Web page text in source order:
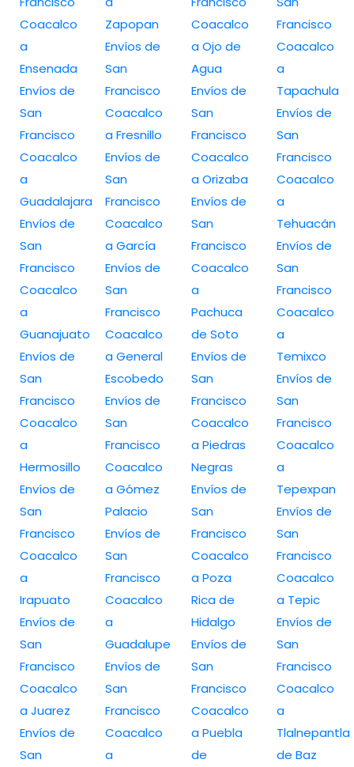
Coacalco
a
Ensenada
Envíos de
San
Francisco
Coacalco
a
Guadalajara
Envíos de
San
Francisco
Coacalco
a
Guanajuato
Envíos de
San
Francisco
Coacalco
a
Hermosillo
Envíos de
San
Francisco
Coacalco
a
Irapuato
Envíos de
San
Francisco
Coacalco
a Juarez
Envíos de
San
Zapopan
Envíos de
San
Francisco
Coacalco
a Fresnillo
Envíos de
San
Francisco
Coacalco
a García
Envíos de
San
Francisco
Coacalco
a General
Escobedo
Envíos de
San
Francisco
Coacalco
a Gómez
Palacio
Envíos de
San
Francisco
Coacalco
a
Guadalupe
Envíos de
San
Francisco
Coacalco
a
Coacalco
a Ojo de
Agua
Envíos de
San
Francisco
Coacalco
a Orizaba
Envíos de
San
Francisco
Coacalco
a
Pachuca
de Soto
Envíos de
San
Francisco
Coacalco
a Piedras
Negras
Envíos de
San
Francisco
Coacalco
a Poza
Rica de
Hidalgo
Envíos de
San
Francisco
Coacalco
a Puebla
de
Francisco
Coacalco
a
Tapachula
Envíos de
San
Francisco
Coacalco
a
Tehuacán
Envíos de
San
Francisco
Coacalco
a
Temixco
Envíos de
San
Francisco
Coacalco
a
Tepexpan
Envíos de
San
Francisco
Coacalco
a Tepic
Envíos de
San
Francisco
Coacalco
a
Tlalnepantla
de Baz